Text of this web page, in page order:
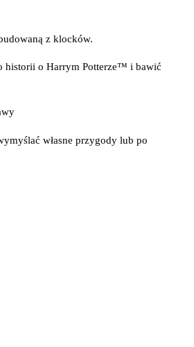
z klocków.
historii o Harrym Potterze™ i bawić
własne przygody lub po